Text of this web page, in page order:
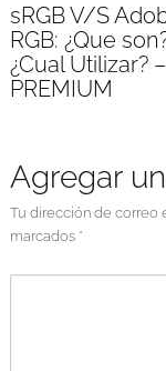
sRGB V/S
RGB: ¿Que
¿Cual Utilizar? –
PREMIUM
Agregar
Tu dirección de correo
marcados *